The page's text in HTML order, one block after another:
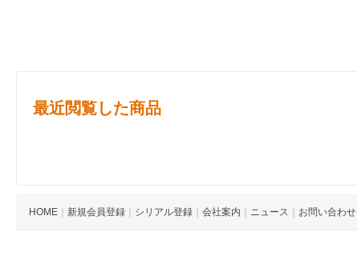
最近閲覧した商品
HOME 新規会員登録 シリアル登録 会社案内 ニュース お問い合わせ